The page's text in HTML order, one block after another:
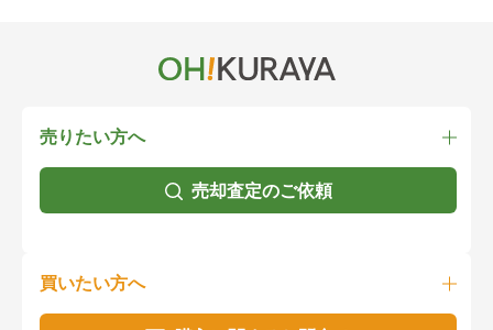
売りたい方へ
売却査定のご依頼
買いたい方へ